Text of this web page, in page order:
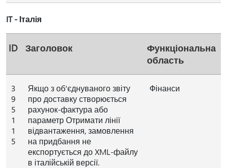
IT - Італія
ID Заголовок
Функціональна
область
3
9
5
1
1
5
Якщо з об'єднуваного звіту
про доставку створюється
рахунок-фактура або
параметр Отримати лінії
відвантаження, замовлення
на придбання не
експортується до XML-файлу
в італійській версії.
Фінанси